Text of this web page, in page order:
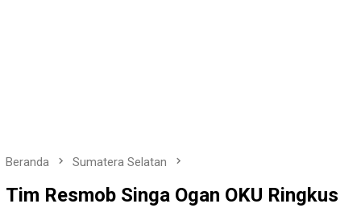
Beranda Sumatera Selatan
Tim Resmob Singa Ogan OKU Ringkus